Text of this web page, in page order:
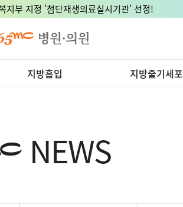
지부 지정 '첨단재생의료실시기관' 선정!
지방흡입 지방줄기세포
NEWS